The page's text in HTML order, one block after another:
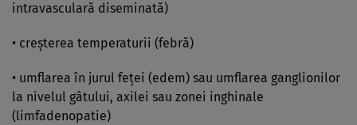
intravasculară diseminată)
• creşterea temperaturii (febră)
• umflarea în jurul feţei (edem) sau umflarea ganglionilor
la nivelul gâtului, axilei sau zonei inghinale
(limfadenopatie)